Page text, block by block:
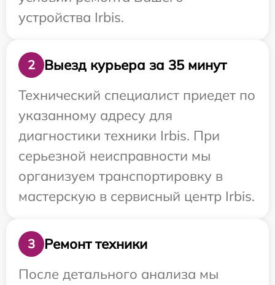
устройства Irbis.
2
Выезд курьера за 35 минут
Технический специалист приедет по
указанному адресу для
диагностики техники Irbis. При
серьезной неисправности мы
организуем транспортировку в
мастерскую в сервисный центр Irbis.
3
Ремонт техники
После детального анализа мы